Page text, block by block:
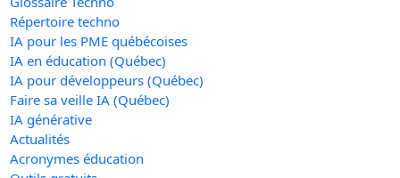
Répertoire techno
IA pour les PME québécoises
IA en éducation (Québec)
IA pour développeurs (Québec)
Faire sa veille IA (Québec)
IA générative
Actualités
Acronymes éducation